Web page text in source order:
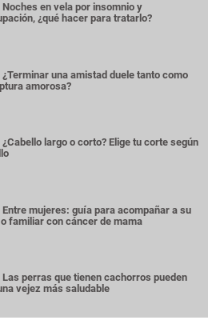
Noches en vela por insomnio y
¿qué hacer para tratarlo?
¿Terminar una amistad duele tanto como
amorosa?
¿Cabello largo o corto? Elige tu corte según
Entre mujeres: guía para acompañar a su
familiar con cáncer de mama
Las perras que tienen cachorros pueden
vejez más saludable